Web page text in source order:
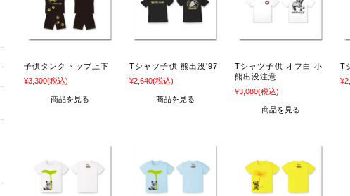
子供タンクトップ上下
¥3,300(税込)
商品を見る
Tシャツ子供 熊出没'97
¥2,640(税込)
商品を見る
Tシャツ子供 オフ白 小
熊出没注意
¥3,080(税込)
商品を見る
T